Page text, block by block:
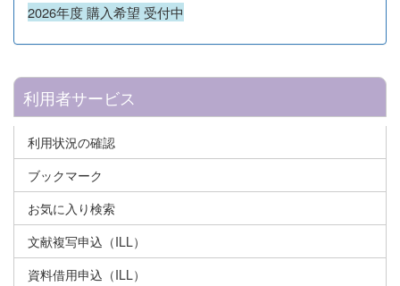
2026年度 購入希望 受付中
利用者サービス
利用状況の確認
ブックマーク
お気に入り検索
文献複写申込（ILL）
資料借用申込（ILL）